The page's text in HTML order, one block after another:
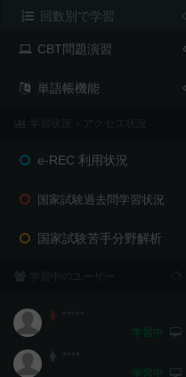
回数別で学習
CBT問題演習
単語帳機能
学習状況・アクセス状況
e-REC 利用状況
国家試験過去問学習状況
国家試験苦手分野解析
学習中のユーザー
*****
学習中
****
学習中